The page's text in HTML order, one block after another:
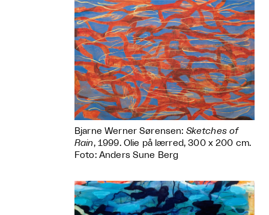
Bjarne Werner Sørensen: Sketches of
Rain, 1999. Olie på lærred, 300 x 200 cm.
Foto: Anders Sune Berg